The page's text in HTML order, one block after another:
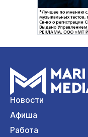
Новости
Афиша
Работа